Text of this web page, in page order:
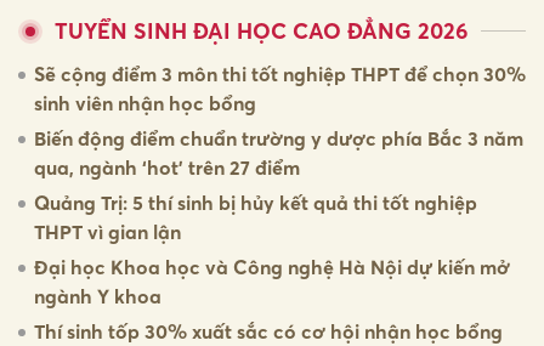
TUYỂN SINH ĐẠI HỌC CAO ĐẲNG 2026
Sẽ cộng điểm 3 môn thi tốt nghiệp THPT để chọn 30%
sinh viên nhận học bổng
Biến động điểm chuẩn trường y dược phía Bắc 3 năm
qua, ngành ‘hot’ trên 27 điểm
Quảng Trị: 5 thí sinh bị hủy kết quả thi tốt nghiệp
THPT vì gian lận
Đại học Khoa học và Công nghệ Hà Nội dự kiến mở
ngành Y khoa
Thí sinh tốp 30% xuất sắc có cơ hội nhận học bổng